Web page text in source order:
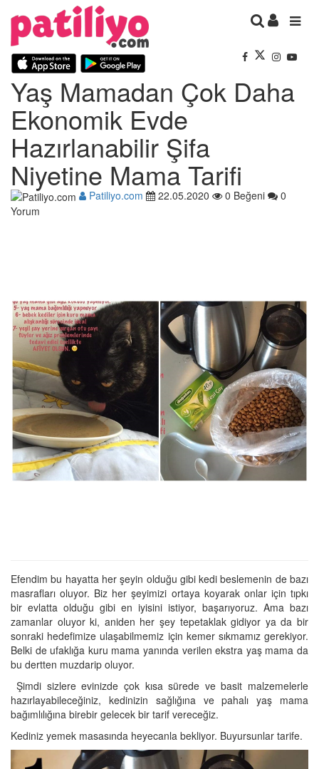
Yaş Mamadan Çok Daha
Ekonomik Evde
Hazırlanabilir Şifa
Niyetine Mama Tarifi
Patiliyo.com 22.05.2020 0 Beğeni
0
Yorum
Efendim bu hayatta her şeyin olduğu gibi kedi beslemenin de bazı
masrafları oluyor. Biz her şeyimizi ortaya koyarak onlar için tıpkı
bir evlatta olduğu gibi en iyisini istiyor, başarıyoruz. Ama bazı
zamanlar oluyor ki, aniden her şey tepetaklak gidiyor ya da bir
sonraki hedefimize ulaşabilmemiz için kemer sıkmamız gerekiyor.
Belki de ufaklığa kuru mama yanında verilen ekstra yaş mama da
bu dertten muzdarip oluyor.
Şimdi sizlere evinizde çok kısa sürede ve basit malzemelerle
hazırlayabileceğiniz, kedinizin sağlığına ve pahalı yaş mama
bağımlılığına birebir gelecek bir tarif vereceğiz.
Kediniz yemek masasında heyecanla bekliyor. Buyursunlar tarife.